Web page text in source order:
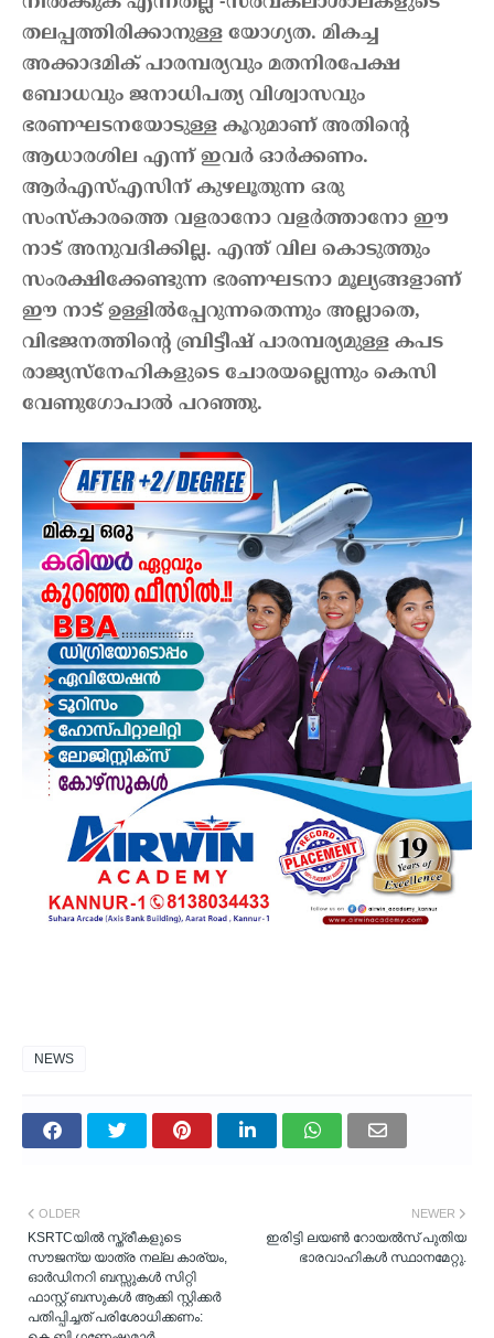
തലപ്പത്തിരിക്കാനുള്ള യോഗ്യത. മികച്ച
അക്കാദമിക് പാരമ്പര്യവും മതനിരപേക്ഷ
ബോധവും ജനാധിപത്യ വിശ്വാസവും
ഭരണഘടനയോടുള്ള കൂറുമാണ് അതിന്റെ
ആധാരശില എന്ന് ഇവർ ഓർക്കണം.
ആർഎസ്എസിന് കുഴലൂതുന്ന ഒരു
സംസ്കാരത്തെ വളരാനോ വളർത്താനോ ഈ
നാട് അനുവദിക്കില്ല. എന്ത് വില കൊടുത്തും
സംരക്ഷിക്കേണ്ടുന്ന ഭരണഘടനാ മൂല്യങ്ങളാണ്
ഈ നാട് ഉള്ളിൽപ്പേറുന്നതെന്നും അല്ലാതെ,
വിഭജനത്തിന്റെ ബ്രിട്ടീഷ് പാരമ്പര്യമുള്ള കപട
രാജ്യസ്നേഹികളുടെ ചോരയല്ലെന്നും കെസി
വേണുഗോപാൽ പറഞ്ഞു.
NEWS
NEWER
ഇരിട്ടി ലയൺ റോയൽസ് പുതിയ
ഭാരവാഹികൾ സ്ഥാനമേറ്റു.
OLDER
KSRTCയിൽ സ്ത്രീകളുടെ
സൗജന്യ യാത്ര നല്ല കാര്യം,
ഓർഡിനറി ബസ്സുകൾ സിറ്റി
ഫാസ്റ്റ് ബസുകൾ ആക്കി സ്റ്റിക്കര്‍
പതിപ്പിച്ചത് പരിശോധിക്കണം: